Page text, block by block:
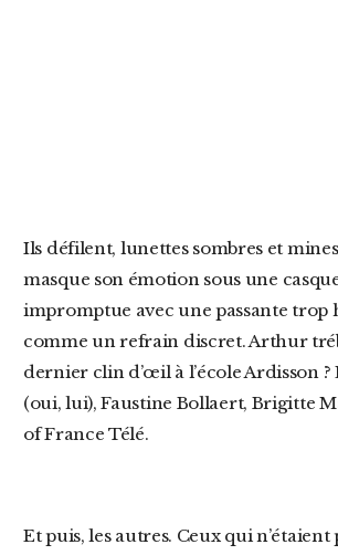
Ils défilent, lunettes sombres et mines adaptées. Laurent Baffie, fidèle parmi les fidèles,
masque son émotion sous une
impromptue avec une passante trop
comme un refrain discret. Arthur
dernier clin d’œil à l’école Ardisson
(oui, lui), Faustine Bollaert, Brigitte
of France Télé.
Et puis, les autres. Ceux qui n’étaient pas sur la liste. Ceux qu’on a laissé dehors, au soleil,